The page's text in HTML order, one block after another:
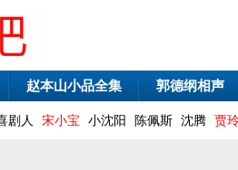
赵本山小品全集 郭德纲相声
剧人 宋小宝 小沈阳 陈佩斯 沈腾 贾